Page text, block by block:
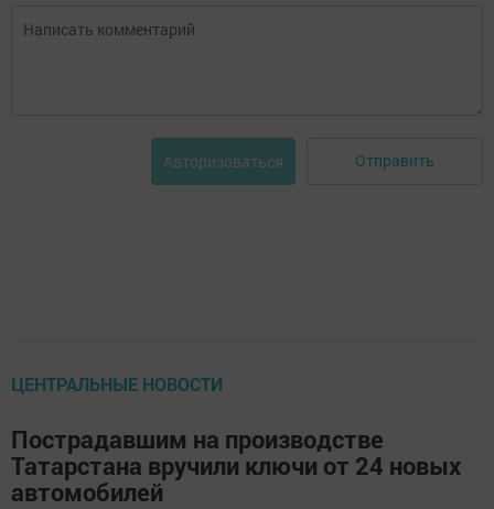
Авторизоваться Отправить
ЦЕНТРАЛЬНЫЕ НОВОСТИ
Пострадавшим на производстве
Татарстана вручили ключи от 24 новых
автомобилей